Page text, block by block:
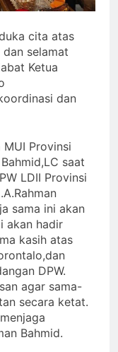
cita atas
selamat
Ketua
dan
Provinsi
saat
LDII Provinsi
sama ini akan
akan hadir
kasih atas
DPW.
agar sama-
secara ketat.
Bahmid.